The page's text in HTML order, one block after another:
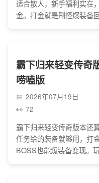
适合散人，新手福利实在
金。打金就是刷怪爆装备
霸下归来轻变传奇
唠嗑版
2026年07月19日
72
霸下归来轻变传奇版本还
任务给的装备就够用，打
BOSS也能爆装备变现。